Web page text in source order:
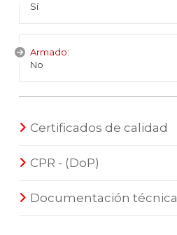
Sí
Armado:
No
Certificados de calidad
CPR - (DoP)
Documentación técnica